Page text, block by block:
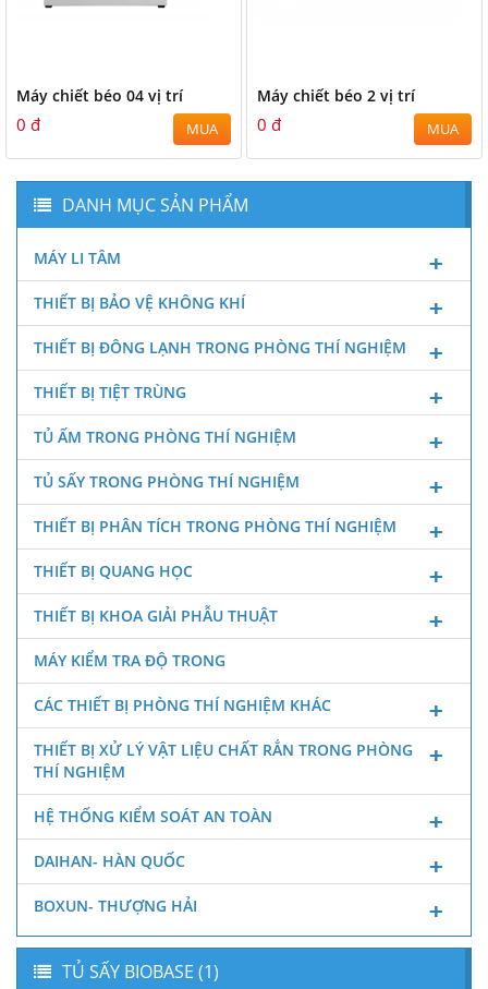
Máy chiết béo 04 vị trí
0 đ MUA
Máy chiết béo 2 vị trí
0 đ MUA
DANH MỤC SẢN PHẨM
MÁY LI TÂM
THIẾT BỊ BẢO VỆ KHÔNG KHÍ
THIẾT BỊ ĐÔNG LẠNH TRONG PHÒNG THÍ NGHIỆM
THIẾT BỊ TIỆT TRÙNG
TỦ ẤM TRONG PHÒNG THÍ NGHIỆM
TỦ SẤY TRONG PHÒNG THÍ NGHIỆM
THIẾT BỊ PHÂN TÍCH TRONG PHÒNG THÍ NGHIỆM
THIẾT BỊ QUANG HỌC
THIẾT BỊ KHOA GIẢI PHẪU THUẬT
MÁY KIỂM TRA ĐỘ TRONG
CÁC THIẾT BỊ PHÒNG THÍ NGHIỆM KHÁC
THIẾT BỊ XỬ LÝ VẬT LIỆU CHẤT RẮN TRONG PHÒNG
THÍ NGHIỆM
HỆ THỐNG KIỂM SOÁT AN TOÀN
DAIHAN- HÀN QUỐC
BOXUN- THƯỢNG HẢI
TỦ SẤY BIOBASE (1)